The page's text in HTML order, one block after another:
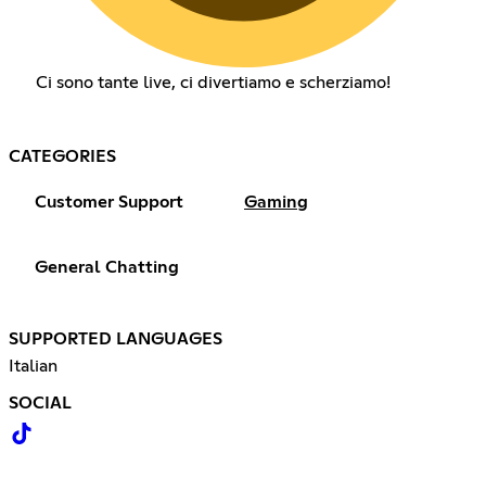
Ci sono tante live, ci divertiamo e scherziamo!
CATEGORIES
Customer Support Gaming
General Chatting
SUPPORTED LANGUAGES
Italian
SOCIAL